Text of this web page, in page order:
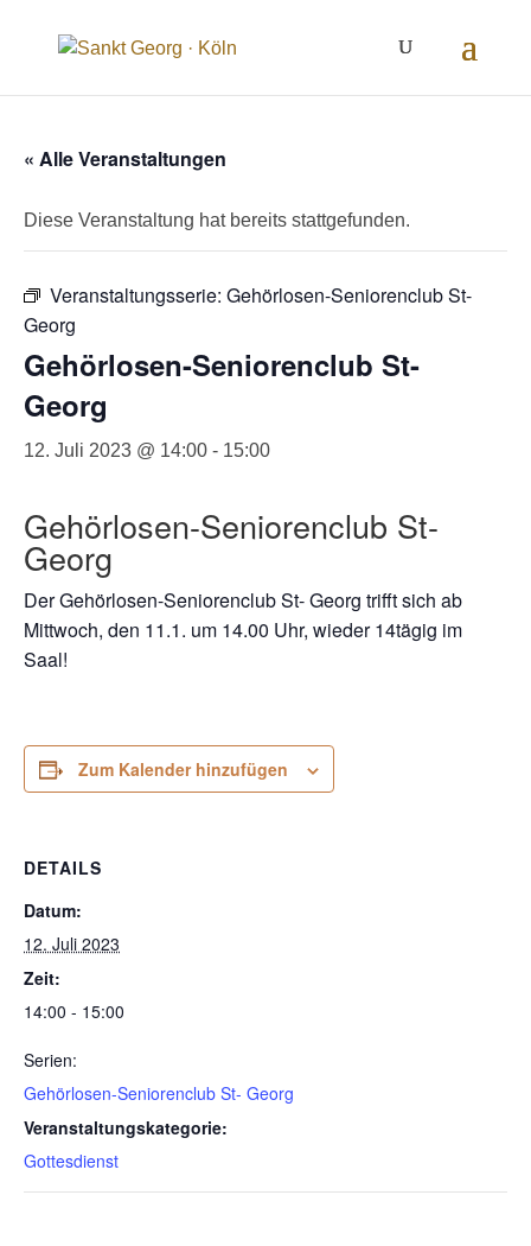
« Alle Veranstaltungen
Diese Veranstaltung hat bereits stattgefunden.
Veranstaltungsserie: Gehörlosen-Seniorenclub St-
Georg
Gehörlosen-Seniorenclub St-
Georg
12. Juli 2023 @ 14:00 - 15:00
Gehörlosen-Seniorenclub St-
Georg
Der Gehörlosen-Seniorenclub St- Georg trifft sich ab
Mittwoch, den 11.1. um 14.00 Uhr, wieder 14tägig im
Saal!
Zum Kalender hinzufügen
DETAILS
Datum:
12. Juli 2023
Zeit:
14:00 - 15:00
Serien:
Gehörlosen-Seniorenclub St- Georg
Veranstaltungskategorie:
Gottesdienst